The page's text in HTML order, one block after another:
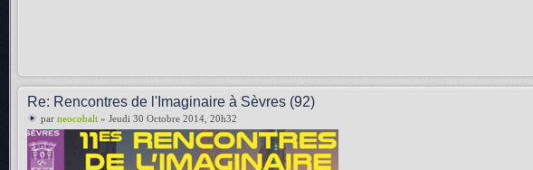
Re: Rencontres de l'Imaginaire à Sèvres (92)
par neocobalt » Jeudi 30 Octobre 2014, 20h32